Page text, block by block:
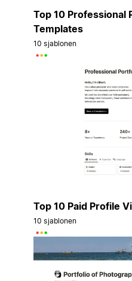
Top 10 Professional
Templates
10 sjablonen
Top 10 Paid Profile
10 sjablonen